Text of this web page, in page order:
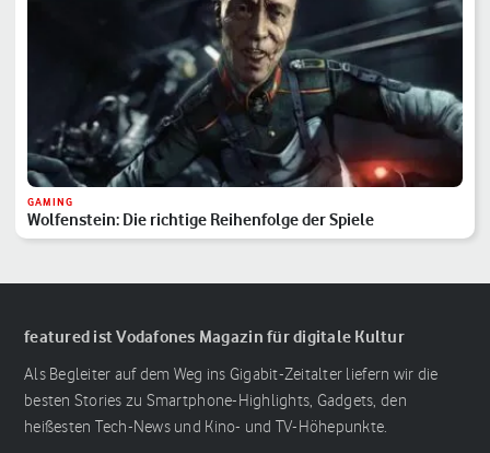
GAMING
Wolfenstein: Die richtige Reihenfolge der Spiele
featured ist Vodafones Magazin für digitale Kultur
Als Begleiter auf dem Weg ins Gigabit-Zeitalter liefern wir die
besten Stories zu Smartphone-Highlights, Gadgets, den
heißesten Tech-News und Kino- und TV-Höhepunkte.